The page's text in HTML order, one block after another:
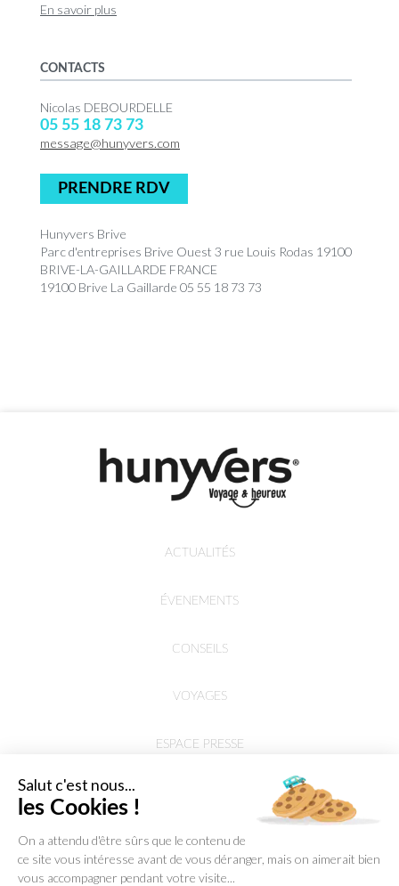
En savoir plus
CONTACTS
Nicolas DEBOURDELLE
05 55 18 73 73
message@hunyvers.com
PRENDRE RDV
Hunyvers Brive
Parc d'entreprises Brive Ouest 3 rue Louis Rodas 19100
BRIVE-LA-GAILLARDE FRANCE
19100 Brive La Gaillarde 05 55 18 73 73
ACTUALITÉS
ÉVENEMENTS
CONSEILS
VOYAGES
ESPACE PRESSE
Salut c'est nous...
les Cookies !
On a attendu d'être sûrs que le contenu de
ce site vous intéresse avant de vous déranger, mais on aimerait bien
vous accompagner pendant votre visite...